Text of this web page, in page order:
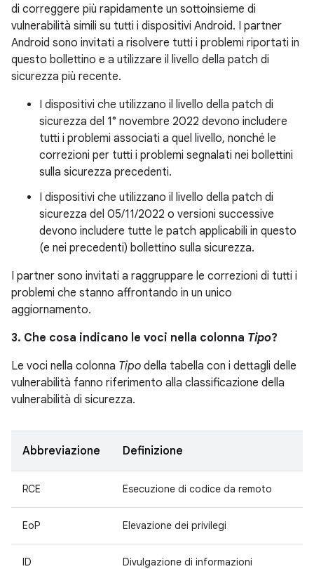
di correggere più rapidamente un sottoinsieme di
vulnerabilità simili su tutti i dispositivi Android. I partner
Android sono invitati a risolvere tutti i problemi riportati in
questo bollettino e a utilizzare il livello della patch di
sicurezza più recente.
I dispositivi che utilizzano il livello della patch di
sicurezza del 1° novembre 2022 devono includere
tutti i problemi associati a quel livello, nonché le
correzioni per tutti i problemi segnalati nei bollettini
sulla sicurezza precedenti.
I dispositivi che utilizzano il livello della patch di
sicurezza del 05/11/2022 o versioni successive
devono includere tutte le patch applicabili in questo
(e nei precedenti) bollettino sulla sicurezza.
I partner sono invitati a raggruppare le correzioni di tutti i
problemi che stanno affrontando in un unico
aggiornamento.
3. Che cosa indicano le voci nella colonna Tipo?
Le voci nella colonna Tipo della tabella con i dettagli delle
vulnerabilità fanno riferimento alla classificazione della
vulnerabilità di sicurezza.
Abbreviazione Definizione
RCE Esecuzione di codice da remoto
EoP Elevazione dei privilegi
ID Divulgazione di informazioni